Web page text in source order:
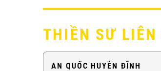
THIỀN SƯ LIÊN
AN QUỐC HUYỀN ĐĨNH